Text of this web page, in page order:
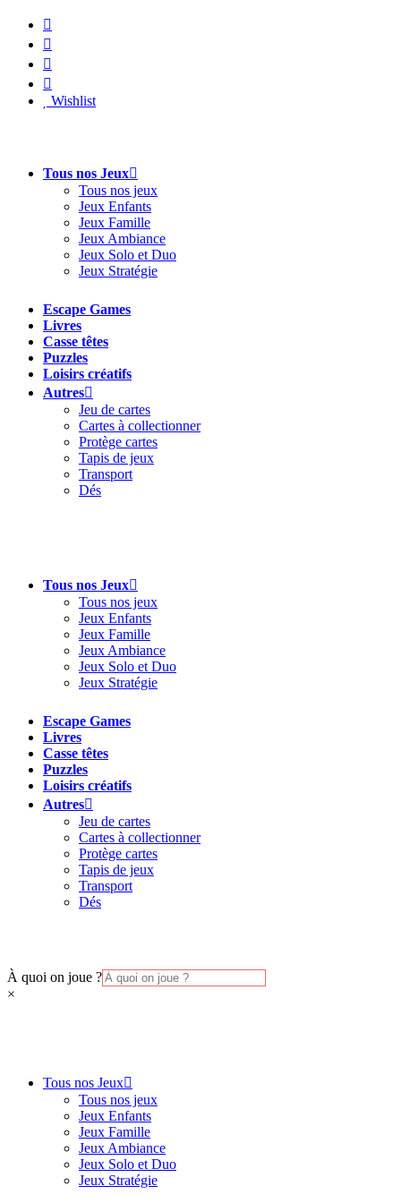
Aller
contenu
Wishlist
Tous nos Jeux
Tous nos jeux
Jeux Enfants
Jeux Famille
Jeux Ambiance
Jeux Solo et Duo
Jeux Stratégie
Escape Games
Livres
Casse têtes
Puzzles
Loisirs créatifs
Autres
Jeu de cartes
Cartes à collectionner
Protège cartes
Tapis de jeux
Transport
Dés
Tous nos Jeux
Tous nos jeux
Jeux Enfants
Jeux Famille
Jeux Ambiance
Jeux Solo et Duo
Jeux Stratégie
Escape Games
Livres
Casse têtes
Puzzles
Loisirs créatifs
Autres
Jeu de cartes
Cartes à collectionner
Protège cartes
Tapis de jeux
Transport
Dés
À quoi on joue ?
×
Tous nos Jeux
Tous nos jeux
Jeux Enfants
Jeux Famille
Jeux Ambiance
Jeux Solo et Duo
Jeux Stratégie